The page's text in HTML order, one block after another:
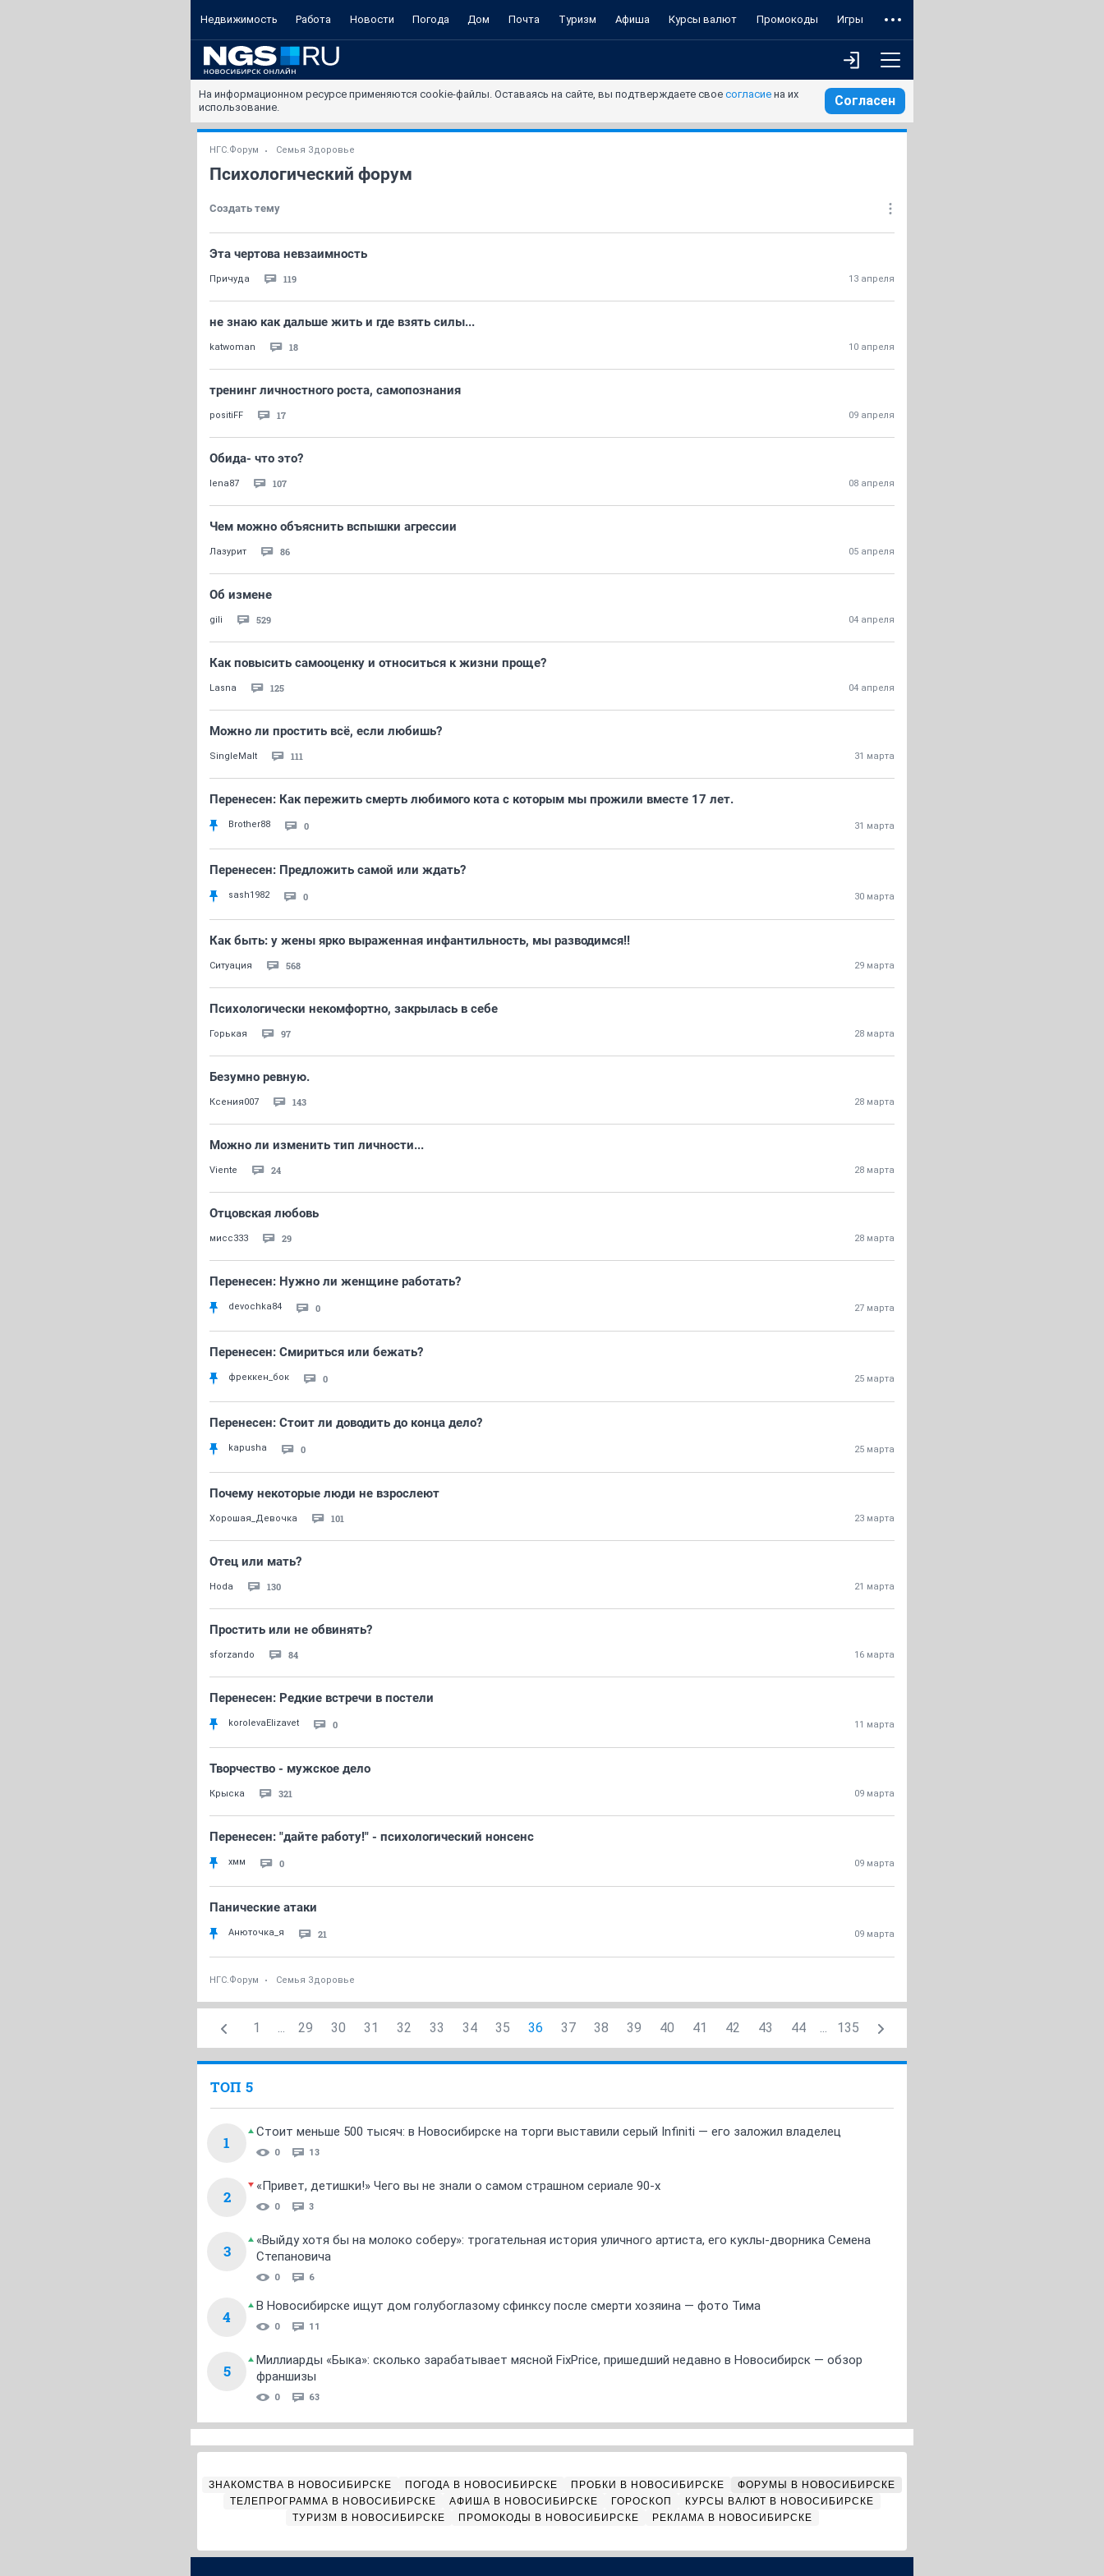
Недвижимость Работа Новости Погода Дом Почта Туризм Афиша Курсы валют Промокоды Игры
На информационном ресурсе применяются cookie-файлы. Оставаясь на сайте, вы подтверждаете свое согласие на их
использование.
Согласен
НГС.Форум Семья Здоровье
Психологический форум
Создать тему
Эта чертова невзаимность
Причуда 119 13 апреля
не знаю как дальше жить и где взять силы...
katwoman 18 10 апреля
тренинг личностного роста, самопознания
positiFF 17 09 апреля
Обида- что это?
lena87 107 08 апреля
Чем можно объяснить вспышки агрессии
Лазурит 86 05 апреля
Об измене
gili 529 04 апреля
Как повысить самооценку и относиться к жизни проще?
Lasna 125 04 апреля
Можно ли простить всё, если любишь?
SingleMalt 111 31 марта
Перенесен: Как пережить смерть любимого кота с которым мы прожили вместе 17 лет.
Brother88 0 31 марта
Перенесен: Предложить самой или ждать?
sash1982 0 30 марта
Как быть: у жены ярко выраженная инфантильность, мы разводимся!!
Ситуация 568 29 марта
Психологически некомфортно, закрылась в себе
Горькая 97 28 марта
Безумно ревную.
Ксения007 143 28 марта
Можно ли изменить тип личности...
Viente 24 28 марта
Отцовская любовь
мисс333 29 28 марта
Перенесен: Нужно ли женщине работать?
devochka84 0 27 марта
Перенесен: Смириться или бежать?
фреккен_бок 0 25 марта
Перенесен: Стоит ли доводить до конца дело?
kapusha 0 25 марта
Почему некоторые люди не взрослеют
Хорошая_Девочка 101 23 марта
Отец или мать?
Hoda 130 21 марта
Простить или не обвинять?
sforzando 84 16 марта
Перенесен: Редкие встречи в постели
korolevaElizavet 0 11 марта
Творчество - мужское дело
Крыска 321 09 марта
Перенесен: "дайте работу!" - психологический нонсенс
хмм 0 09 марта
Панические атаки
Анюточка_я 21 09 марта
НГС.Форум Семья Здоровье
1 ... 29 30 31 32 33 34 35 36 37 38 39 40 41 42 43 44 ... 135
ТОП 5
1
Стоит меньше 500 тысяч: в Новосибирске на торги выставили серый Infiniti — его заложил владелец
0 13
2
«Привет, детишки!» Чего вы не знали о самом страшном сериале 90-х
0 3
3
«Выйду хотя бы на молоко соберу»: трогательная история уличного артиста, его куклы-дворника Семена
Степановича
0 6
4
В Новосибирске ищут дом голубоглазому сфинксу после смерти хозяина — фото Тима
0 11
5
Миллиарды «Быка»: сколько зарабатывает мясной FixPrice, пришедший недавно в Новосибирск — обзор
франшизы
0 63
ЗНАКОМСТВА В НОВОСИБИРСКЕ ПОГОДА В НОВОСИБИРСКЕ ПРОБКИ В НОВОСИБИРСКЕ
ФОРУМЫ В НОВОСИБИРСКЕ
ТЕЛЕПРОГРАММА В НОВОСИБИРСКЕ
АФИША В НОВОСИБИРСКЕ ГОРОСКОП
КУРСЫ ВАЛЮТ В НОВОСИБИРСКЕ
ТУРИЗМ В НОВОСИБИРСКЕ
ПРОМОКОДЫ В НОВОСИБИРСКЕ РЕКЛАМА В НОВОСИБИРСКЕ